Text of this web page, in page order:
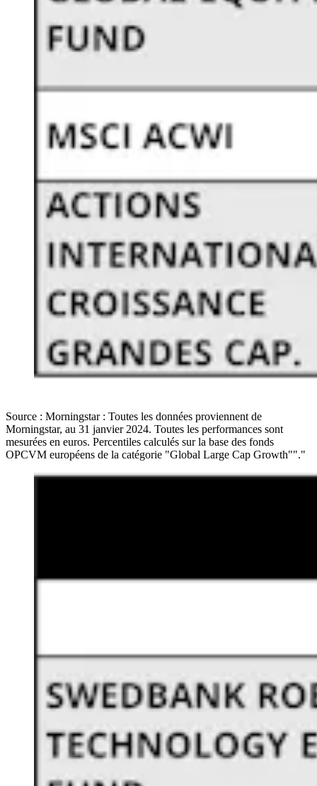
Source : Morningstar : Toutes les données proviennent de
Morningstar, au 31 janvier 2024. Toutes les performances sont
mesurées en euros. Percentiles calculés sur la base des fonds
OPCVM européens de la catégorie "Global Large Cap Growth""."